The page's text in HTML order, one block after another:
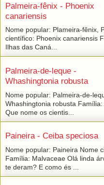
Palmeira-fênix - Phoenix
canariensis
Nome popular: Plameira-
científico: Phoenix canariensis
Ilhas das Caná...
Palmeira-de-leque -
Whashingtonia robusta
Nome popular: Palmeira-de-
Whashingtonia robusta
Que nome os cientis...
Paineira - Ceiba speciosa
Nome popular: Paineira Nome
Família: Malvaceae Olá linda
te deram? E como és ...